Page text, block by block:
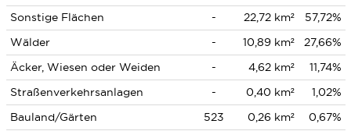
Sonstige Flächen
- 22,72 km²
57,72%
Wälder
- 10,89 km²
27,66%
Äcker, Wiesen oder Weiden
- 4,62 km²
11,74%
Straßenverkehrsanlagen
- 0,40 km²
1,02%
Bauland/Gärten
523 0,26 km² 0,67%